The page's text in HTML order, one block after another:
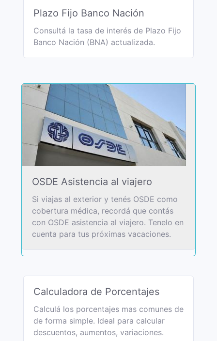
Plazo Fijo Banco Nación
Consultá la tasa de interés de Plazo Fijo
Banco Nación (BNA) actualizada.
OSDE Asistencia al viajero
Si viajas al exterior y tenés OSDE como
cobertura médica, recordá que contás
con OSDE asistencia al viajero. Tenelo en
cuenta para tus próximas vacaciones.
Calculadora de Porcentajes
Calculá los porcentajes mas comunes de
de forma simple. Ideal para calcular
descuentos, aumentos, variaciones.